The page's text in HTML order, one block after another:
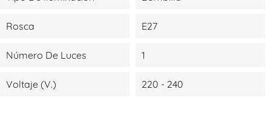
Rosca E27
Número De Luces 1
Voltaje (V.) 220 - 240